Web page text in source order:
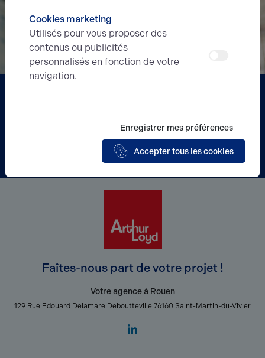
BERRY'S
Acteur incontournable de la gestion
de vos biens
Faîtes-nous part de votre projet !
Votre agence à Rouen
129 Rue Edouard Delamare Deboutteville 76160 Saint-Martin-du-Vivier
Cookies marketing
Utilisés pour vous proposer des
contenus ou publicités
personnalisés en fonction de votre
navigation.
Enregistrer mes préférences
Accepter tous les cookies